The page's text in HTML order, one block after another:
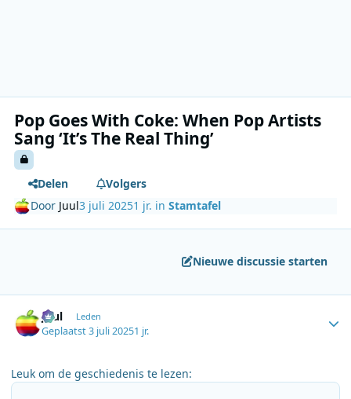
Pop Goes With Coke: When Pop Artists
Sang ‘It’s The Real Thing’
Delen
Volgers
Door Juul3 juli 20251 jr. inStamtafel
Nieuwe discussie starten
Juul Leden
Geplaatst3 juli 20251 jr.
Leuk om de geschiedenis te lezen: